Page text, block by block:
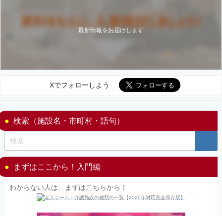
最新情報をお届けします
Xでフォローしよう
検索（施設名・市町村・語句）
まずはここから！入門編
わからない人は、まずはこちらから！